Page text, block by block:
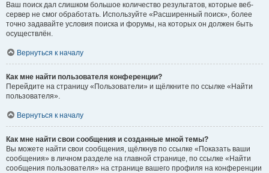
Ваш поиск дал слишком большое количество результатов, которые веб-
сервер не смог обработать. Используйте «Расширенный поиск», более
точно задавайте условия поиска и форумы, на которых он должен быть
осуществлён.
Вернуться к началу
Как мне найти пользователя конференции?
Перейдите на страницу «Пользователи» и щёлкните по ссылке «Найти
пользователя».
Вернуться к началу
Как мне найти свои сообщения и созданные мной темы?
Вы можете найти свои сообщения, щёлкнув по ссылке «Показать ваши
сообщения» в личном разделе на главной странице, по ссылке «Найти
сообщения пользователя» на странице вашего профиля на конференции